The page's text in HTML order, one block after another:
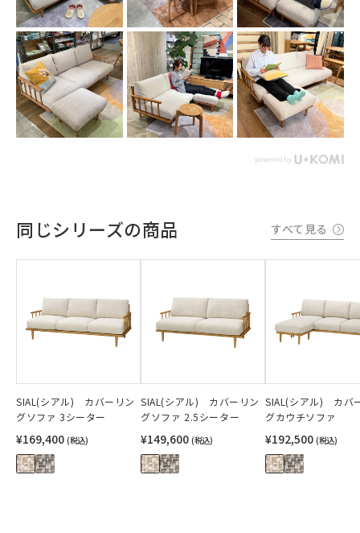
同じシリーズの商品 すべて見る
SIAL(シアル) カバーリン
グソファ 3シーター
¥169,400 (税込)
SIAL(シアル) カバーリン
グソファ 2.5シーター
¥149,600 (税込)
SIAL(シアル) カバ
グカウチソファ
¥192,500 (税込)